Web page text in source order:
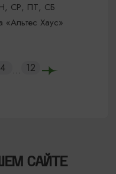
СР, ПТ, СБ
«Альтес Хаус»
4 ... 12
САЙТЕ